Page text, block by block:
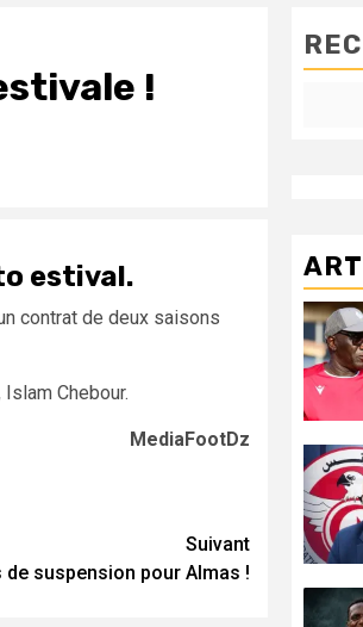
!
estival.
contrat de deux saisons
Chebour.
MediaFootDz
Suivant
de suspension pour Almas !